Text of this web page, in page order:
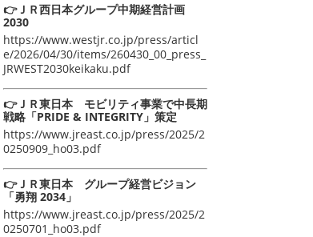
👉ＪＲ西日本グループ中期経営計画
2030
https://www.westjr.co.jp/press/articl
e/2026/04/30/items/260430_00_press_
JRWEST2030keikaku.pdf
👉ＪＲ東日本 モビリティ事業で中長期
戦略「PRIDE & INTEGRITY」策定
https://www.jreast.co.jp/press/2025/2
0250909_ho03.pdf
👉ＪＲ東日本 グループ経営ビジョン
「勇翔 2034」
https://www.jreast.co.jp/press/2025/2
0250701_ho03.pdf